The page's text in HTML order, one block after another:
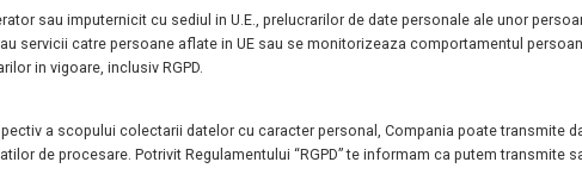
sau imputernicit cu sediul in U.E., prelucrarilor de date personale ale unor
servicii catre persoane aflate in UE sau se monitorizeaza comportamentul
in vigoare, inclusiv RGPD.
a scopului colectarii datelor cu caracter personal, Compania poate transmite
de procesare. Potrivit Regulamentului “RGPD” te informam ca putem transmite